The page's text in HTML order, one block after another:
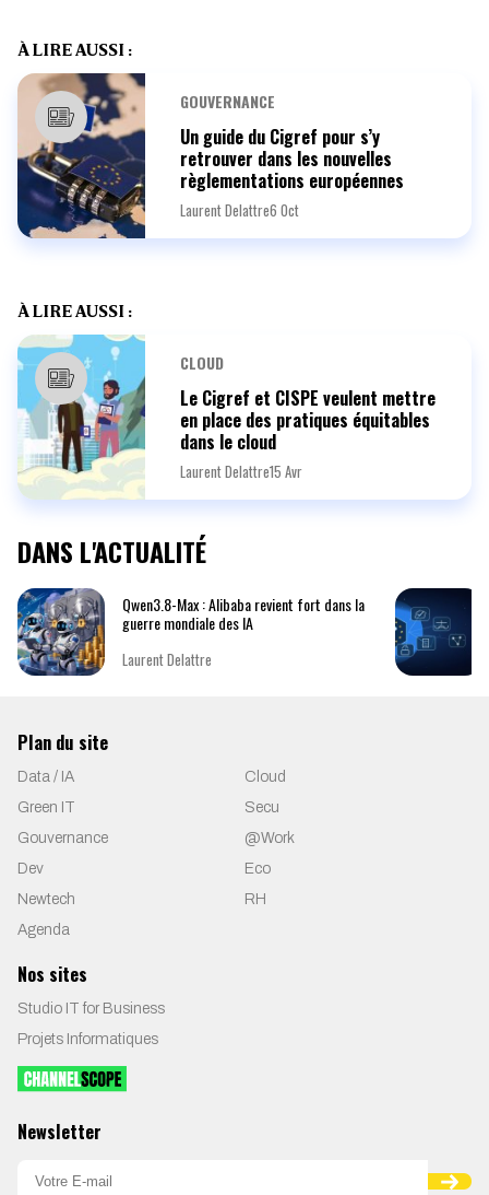
À LIRE AUSSI :
GOUVERNANCE
Un guide du Cigref pour s’y
retrouver dans les nouvelles
règlementations européennes
Laurent Delattre6 Oct
À LIRE AUSSI :
CLOUD
Le Cigref et CISPE veulent mettre
en place des pratiques équitables
dans le cloud
Laurent Delattre15 Avr
DANS L'ACTUALITÉ
Qwen3.8-Max : Alibaba revient fort dans la
guerre mondiale des IA
Laurent Delattre
Plan du site
Data / IA
Cloud
Green IT
Secu
Gouvernance
@Work
Dev
Eco
Newtech
RH
Agenda
Nos sites
Studio IT for Business
Projets Informatiques
Newsletter